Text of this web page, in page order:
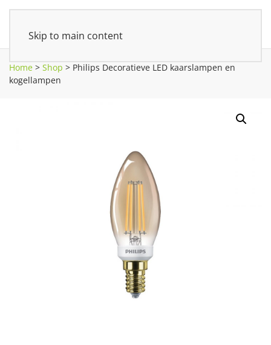
Skip to main content
Home > Shop > Philips Decoratieve LED kaarslampen en
kogellampen